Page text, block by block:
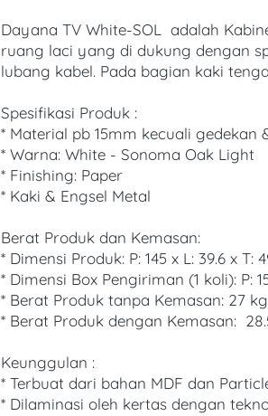
Dayana TV White-SOL  adalah
ruang laci yang di dukung dengan
lubang kabel. Pada bagian kaki
Spesifikasi Produk :
* Material pb 15mm kecuali gedekan
* Warna: White - Sonoma Oak Light
* Finishing: Paper
* Kaki & Engsel Metal
Berat Produk dan Kemasan:
* Dimensi Produk: P: 145 x L: 39.6 x T:
* Dimensi Box Pengiriman (1 koli): P:
* Berat Produk tanpa Kemasan: 27 kg
* Berat Produk dengan Kemasan:
Keunggulan :
* Terbuat dari bahan MDF dan
* Dilaminasi oleh kertas dengan